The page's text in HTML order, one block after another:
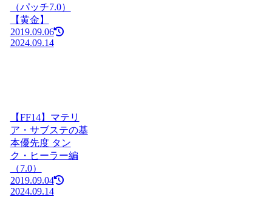
（パッチ7.0）
【黄金】
2019.09.06
2024.09.14
【FF14】マテリ
ア・サブステの基
本優先度 タン
ク・ヒーラー編
（7.0）
2019.09.04
2024.09.14